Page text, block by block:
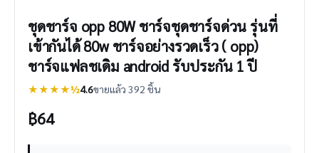
ชุดชาร์จ opp 80W ชาร์จชุดชาร์จด่วน รุ่นที่
เข้ากันได้ 80w ชาร์จอย่างรวดเร็ว ( opp)
ชาร์จแฟลชเดิม android รับประกัน 1 ปี
★★★★½4.6ขายแล้ว 392 ชิ้น
฿64